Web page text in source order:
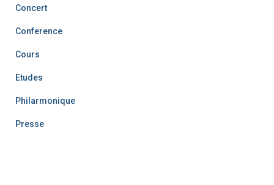
Concert
Conference
Cours
Etudes
Philarmonique
Presse